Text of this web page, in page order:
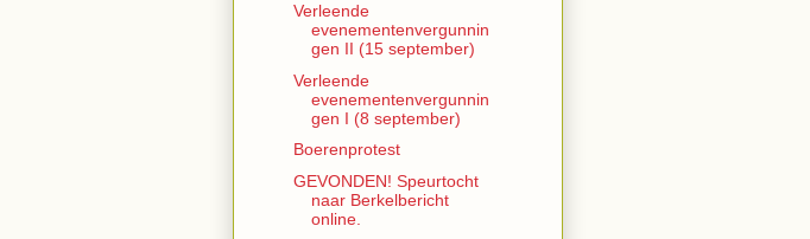
Verleende
evenementenvergunnin
gen II (15 september)
Verleende
evenementenvergunnin
gen I (8 september)
Boerenprotest
GEVONDEN! Speurtocht
naar Berkelbericht
online.